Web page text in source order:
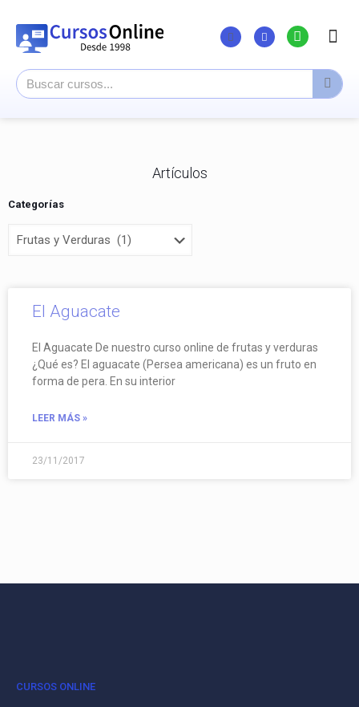
Artículos
Categorías
El Aguacate
El Aguacate De nuestro curso online de frutas y verduras
¿Qué es? El aguacate (Persea americana) es un fruto en
forma de pera. En su interior
LEER MÁS »
23/11/2017
CURSOS ONLINE